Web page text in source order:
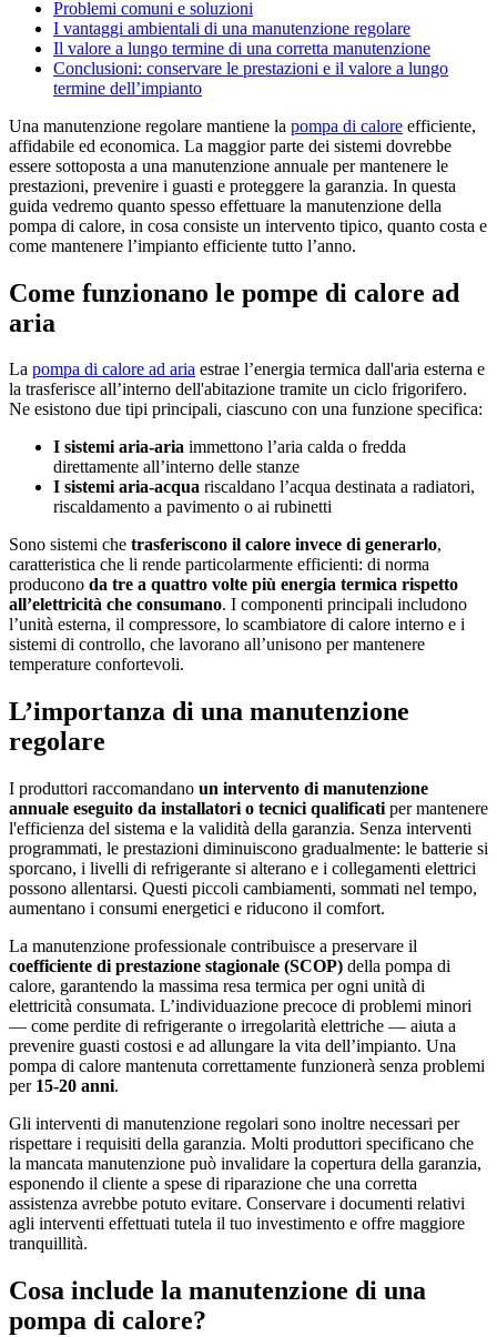
Problemi comuni e soluzioni
I vantaggi ambientali di una manutenzione regolare
Il valore a lungo termine di una corretta manutenzione
Conclusioni: conservare le prestazioni e il valore a lungo
termine dell’impianto
Una manutenzione regolare mantiene la pompa di calore efficiente,
affidabile ed economica. La maggior parte dei sistemi dovrebbe
essere sottoposta a una manutenzione annuale per mantenere le
prestazioni, prevenire i guasti e proteggere la garanzia. In questa
guida vedremo quanto spesso effettuare la manutenzione della
pompa di calore, in cosa consiste un intervento tipico, quanto costa e
come mantenere l’impianto efficiente tutto l’anno.
Come funzionano le pompe di calore ad
aria
La pompa di calore ad aria estrae l’energia termica dall'aria esterna e
la trasferisce all’interno dell'abitazione tramite un ciclo frigorifero.
Ne esistono due tipi principali, ciascuno con una funzione specifica:
I sistemi aria-aria immettono l’aria calda o fredda
direttamente all’interno delle stanze
I sistemi aria-acqua riscaldano l’acqua destinata a radiatori,
riscaldamento a pavimento o ai rubinetti
Sono sistemi che trasferiscono il calore invece di generarlo,
caratteristica che li rende particolarmente efficienti: di norma
producono da tre a quattro volte più energia termica rispetto
all’elettricità che consumano. I componenti principali includono
l’unità esterna, il compressore, lo scambiatore di calore interno e i
sistemi di controllo, che lavorano all’unisono per mantenere
temperature confortevoli.
L’importanza di una manutenzione
regolare
I produttori raccomandano un intervento di manutenzione
annuale eseguito da installatori o tecnici qualificati per mantenere
l'efficienza del sistema e la validità della garanzia. Senza interventi
programmati, le prestazioni diminuiscono gradualmente: le batterie si
sporcano, i livelli di refrigerante si alterano e i collegamenti elettrici
possono allentarsi. Questi piccoli cambiamenti, sommati nel tempo,
aumentano i consumi energetici e riducono il comfort.
La manutenzione professionale contribuisce a preservare il
coefficiente di prestazione stagionale (SCOP) della pompa di
calore, garantendo la massima resa termica per ogni unità di
elettricità consumata. L’individuazione precoce di problemi minori
— come perdite di refrigerante o irregolarità elettriche — aiuta a
prevenire guasti costosi e ad allungare la vita dell’impianto. Una
pompa di calore mantenuta correttamente funzionerà senza problemi
per 15-20 anni.
Gli interventi di manutenzione regolari sono inoltre necessari per
rispettare i requisiti della garanzia. Molti produttori specificano che
la mancata manutenzione può invalidare la copertura della garanzia,
esponendo il cliente a spese di riparazione che una corretta
assistenza avrebbe potuto evitare. Conservare i documenti relativi
agli interventi effettuati tutela il tuo investimento e offre maggiore
tranquillità.
Cosa include la manutenzione di una
pompa di calore?